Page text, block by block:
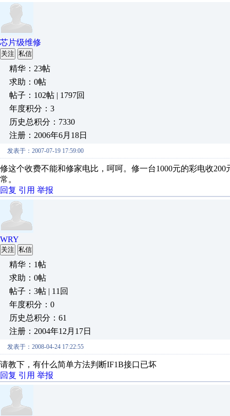
芯片级维修
关注 私信
精华：23帖
求助：0帖
帖子：102帖 | 1797回
年度积分：3
历史总积分：7330
注册：2006年6月18日
发表于：2007-07-19 17:59:00
修这个收费不能和修家电比，呵呵。修一台1000元的彩电收
常。
回复 引用 举报
WRY
关注 私信
精华：1帖
求助：0帖
帖子：3帖 | 11回
年度积分：0
历史总积分：61
注册：2004年12月17日
发表于：2008-04-24 17:22:55
请教下，有什么简单方法判断IF1B接口已坏
回复 引用 举报